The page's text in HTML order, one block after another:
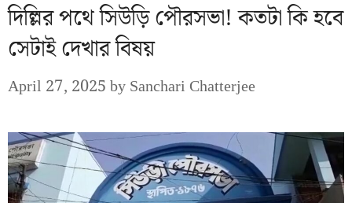
দিল্লির পথে সিউড়ি পৌরসভা! কতটা কি হবে
সেটাই দেখার বিষয়
April 27, 2025bySanchari Chatterjee